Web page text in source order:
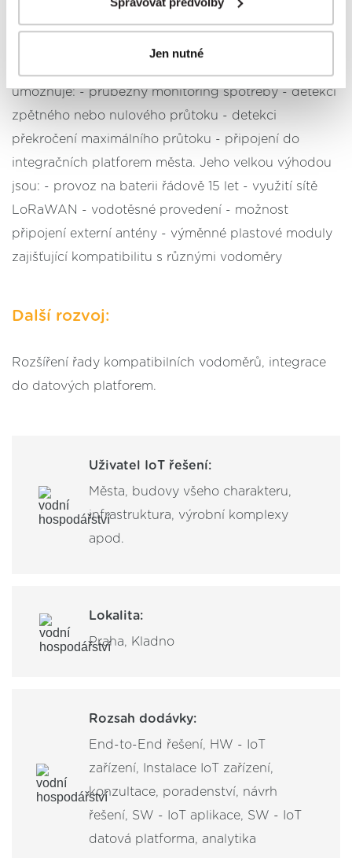
rovněž dozvíte podmínky použití cookies a jejich
postupy a použitím, pak klikněte na
a pokračujte dál na naše stránky. Váš souhlas
uchováváme maximálně po dobu 12 měsíců. Vybrané
možnosti můžete kdykoliv změnit nebo odvolat souhlas
ve svém nastavení.
Jen nutné
Přínosy:
umožňuje: - průběžný monitoring spotřeby - detekci
zpětného nebo nulového průtoku - detekci
překročení maximálního průtoku - připojení do
integračních platforem města. Jeho velkou výhodou
jsou: - provoz na baterii řádově 15 let - využití sítě
LoRaWAN - vodotěsné provedení - možnost
připojení externí antény - výměnné plastové moduly
zajišťující kompatibilitu s různými vodoměry
Další rozvoj:
Rozšíření řady kompatibilních vodoměrů, integrace
do datových platforem.
Uživatel IoT řešení:
Města, budovy všeho charakteru,
infrastruktura, výrobní komplexy
apod.
Lokalita:
Praha, Kladno
Rozsah dodávky:
End-to-End řešení, HW - IoT
zařízení, Instalace IoT zařízení,
konzultace, poradenství, návrh
řešení, SW - IoT aplikace, SW - IoT
datová platforma, analytika